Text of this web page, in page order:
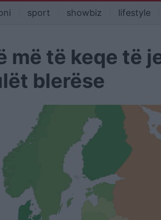
sport showbiz lifestyle
më të keqe të
blerëse